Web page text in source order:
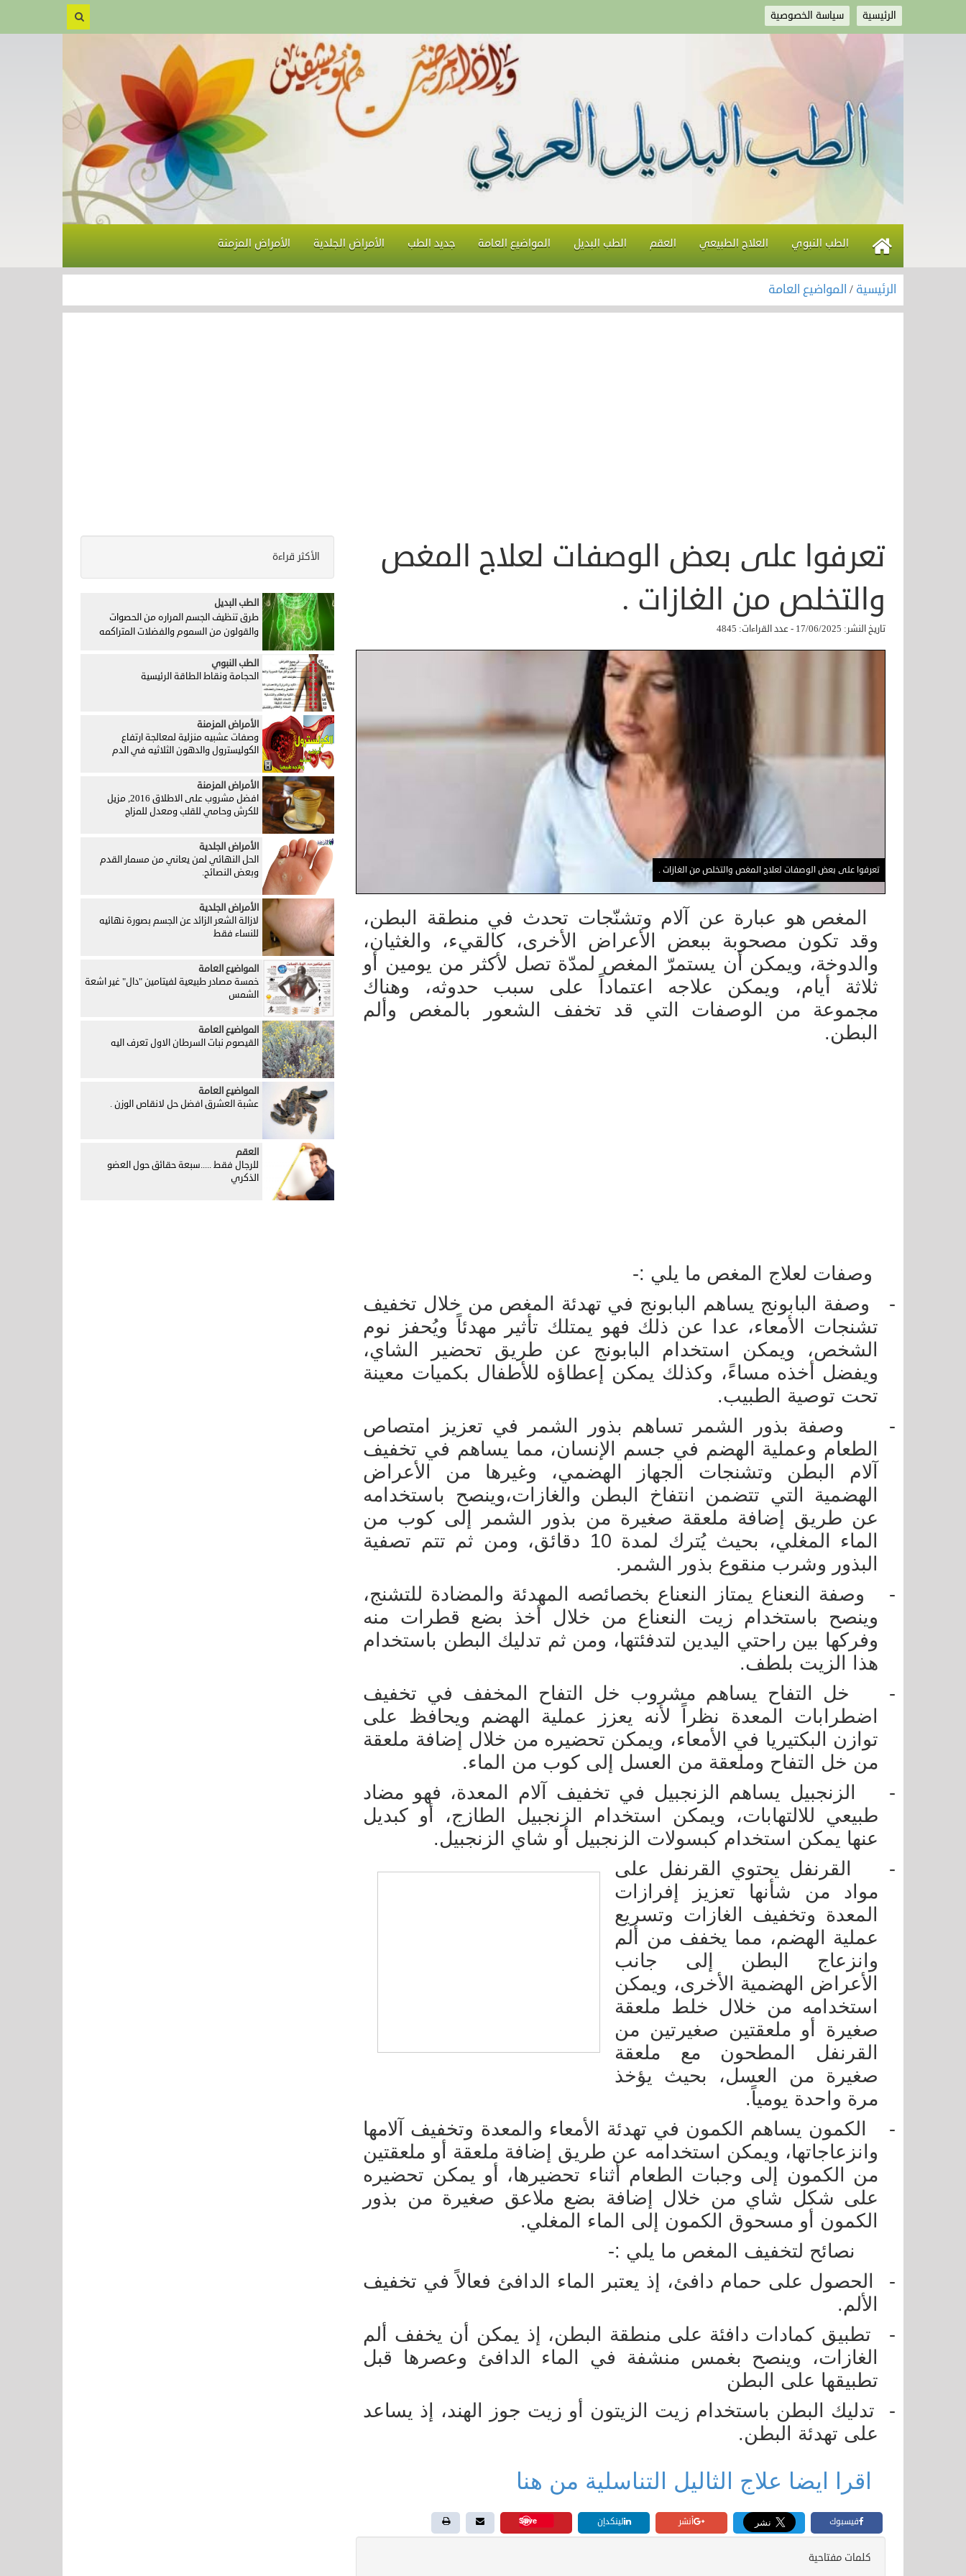
الرئيسية سياسة الخصوصية
الطب النبوي العلاج الطبيعي العقم الطب البديل المواضيع العامة جديد الطب الأمراض الجلدية الأمراض المزمنة
الرئيسية / المواضيع العامة
تعرفوا على بعض الوصفات لعلاج المغص
والتخلص من الغازات .
تاريخ النشر: 17/06/2025 - عدد القراءات: 4845
تعرفوا على بعض الوصفات لعلاج المغص والتخلص من الغازات .
المغص هو عبارة عن آلام وتشنّجات تحدث في منطقة البطن،
وقد تكون مصحوبة ببعض الأعراض الأخرى، كالقيء، والغثيان،
والدوخة، ويمكن أن يستمرّ المغص لمدّة تصل لأكثر من يومين أو
ثلاثة أيام، ويمكن علاجه اعتماداً على سبب حدوثه، وهناك
مجموعة من الوصفات التي قد تخفف الشعور بالمغص وألم
البطن.
وصفات لعلاج المغص ما يلي :-
-
وصفة البابونج يساهم البابونج في تهدئة المغص من خلال تخفيف
تشنجات الأمعاء، عدا عن ذلك فهو يمتلك تأثير مهدئاً ويُحفز نوم
الشخص، ويمكن استخدام البابونج عن طريق تحضير الشاي،
ويفضل أخذه مساءً، وكذلك يمكن إعطاؤه للأطفال بكميات معينة
تحت توصية الطبيب.
-
وصفة بذور الشمر تساهم بذور الشمر في تعزيز امتصاص
الطعام وعملية الهضم في جسم الإنسان، مما يساهم في تخفيف
آلام البطن وتشنجات الجهاز الهضمي، وغيرها من الأعراض
الهضمية التي تتضمن انتفاخ البطن والغازات،وينصح باستخدامه
عن طريق إضافة ملعقة صغيرة من بذور الشمر إلى كوب من
الماء المغلي، بحيث يُترك لمدة 10 دقائق، ومن ثم تتم تصفية
البذور وشرب منقوع بذور الشمر.
-
وصفة النعناع يمتاز النعناع بخصائصه المهدئة والمضادة للتشنج،
وينصح باستخدام زيت النعناع من خلال أخذ بضع قطرات منه
وفركها بين راحتي اليدين لتدفئتها، ومن ثم تدليك البطن باستخدام
هذا الزيت بلطف.
-
خل التفاح يساهم مشروب خل التفاح المخفف في تخفيف
اضطرابات المعدة نظراً لأنه يعزز عملية الهضم ويحافظ على
توازن البكتيريا في الأمعاء، ويمكن تحضيره من خلال إضافة ملعقة
من خل التفاح وملعقة من العسل إلى كوب من الماء.
-
الزنجبيل يساهم الزنجبيل في تخفيف آلام المعدة، فهو مضاد
طبيعي للالتهابات، ويمكن استخدام الزنجبيل الطازج، أو كبديل
عنها يمكن استخدام كبسولات الزنجبيل أو شاي الزنجبيل.
-
القرنفل يحتوي القرنفل على
مواد من شأنها تعزيز إفرازات
المعدة وتخفيف الغازات وتسريع
عملية الهضم، مما يخفف من ألم
وانزعاج البطن إلى جانب
الأعراض الهضمية الأخرى، ويمكن
استخدامه من خلال خلط ملعقة
صغيرة أو ملعقتين صغيرتين من
القرنفل المطحون مع ملعقة
صغيرة من العسل، بحيث يؤخذ
مرة واحدة يومياً.
-
الكمون يساهم الكمون في تهدئة الأمعاء والمعدة وتخفيف آلامها
وانزعاجاتها، ويمكن استخدامه عن طريق إضافة ملعقة أو ملعقتين
من الكمون إلى وجبات الطعام أثناء تحضيرها، أو يمكن تحضيره
على شكل شاي من خلال إضافة بضع ملاعق صغيرة من بذور
الكمون أو مسحوق الكمون إلى الماء المغلي.
نصائح لتخفيف المغص ما يلي :-
-
الحصول على حمام دافئ، إذ يعتبر الماء الدافئ فعالاً في تخفيف
الألم.
-
تطبيق كمادات دافئة على منطقة البطن، إذ يمكن أن يخفف ألم
الغازات، وينصح بغمس منشفة في الماء الدافئ وعصرها قبل
تطبيقها على البطن
-
تدليك البطن باستخدام زيت الزيتون أو زيت جوز الهند، إذ يساعد
على تهدئة البطن.
فيسبوك أنشر لينكدإن Save
كلمات مفتاحية
الأكثر قراءة
الطب البديل
طرق تنظيف الجسم المراره من الحصوات
والقولون من السموم والفضلات المتراكمه
الطب النبوي
الحجامة ونقاط الطاقة الرئيسية
الأمراض المزمنة
وصفات عشبيه منزلية لمعالجة ارتفاع
الكوليسترول والدهون الثلاثيه في الدم
الأمراض المزمنة
افضل مشروب على الاطلاق 2016, مزيل
للكرش وحامي للقلب ومعدل للمزاج
الأمراض الجلدية
الحل النهائي لمن يعاني من مسمار القدم
وبعض النصائح.
الأمراض الجلدية
لازالة الشعر الزائد عن الجسم بصورة نهائيه
للنساء فقط
المواضيع العامة
خمسة مصادر طبيعية لفيتامين "دال" غير اشعة
الشمس
المواضيع العامة
القيصوم نبات السرطان الاول تعرف اليه
المواضيع العامة
عشبة العشرق افضل حل لانقاص الوزن .
العقم
للرجال فقط .....سبعة حقائق حول العضو
الذكري